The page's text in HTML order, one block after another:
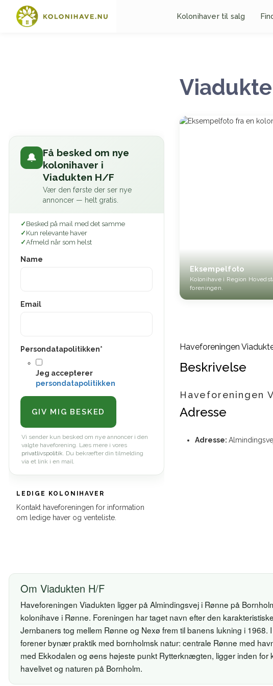
Kolonihaver til salg
🔔
Få besked om nye
kolonihaver i
Viadukten H/F
Vær den første der ser nye
annoncer — helt gratis.
Besked på mail med det samme
Kun relevante haver
Afmeld når som helst
Name
Email
Persondatapolitikken*
Jeg accepterer
persondatapolitikken
Vi sender kun besked om nye annoncer i den
valgte haveforening. Læs mere i vores
privatlivspolitik. Du bekræfter din tilmelding
via et link i en mail.
LEDIGE KOLONIHAVER
Kontakt haveforeningen for information
om ledige haver og venteliste.
Eksempelfoto
Kolonihave i Region
foreningen.
Haveforeningen
Beskrivelse
Haveforeningen
Adresse
Adresse:
Om Viadukten H/F
Haveforeningen Viadukten ligger på Almindingsvej i Rønne på
kolonihave i Rønne. Foreningen har taget navn efter den
Jernbaners tog mellem Rønne og Nexø frem til banens lukning i
forener bynær praktik med bornholmsk natur: centrale Rønne med
med Ekkodalen og øens højeste punkt Rytterknægten, ligger inden
havelivet og naturen på Bornholm.